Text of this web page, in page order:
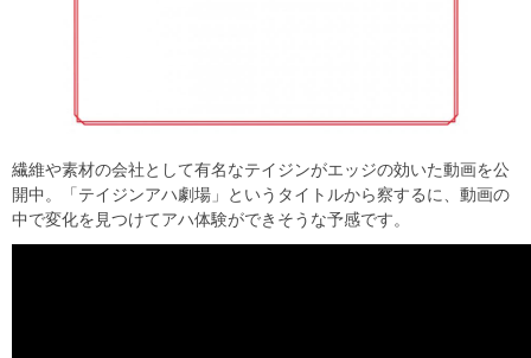
繊維や素材の会社として有名なテイジンがエッジの効いた動画を公
開中。「テイジンアハ劇場」というタイトルから察するに、動画の
中で変化を見つけてアハ体験ができそうな予感です。